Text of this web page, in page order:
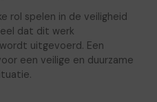
rol spelen in de veiligheid
dat dit werk
uitgevoerd. Een
een veilige en duurzame